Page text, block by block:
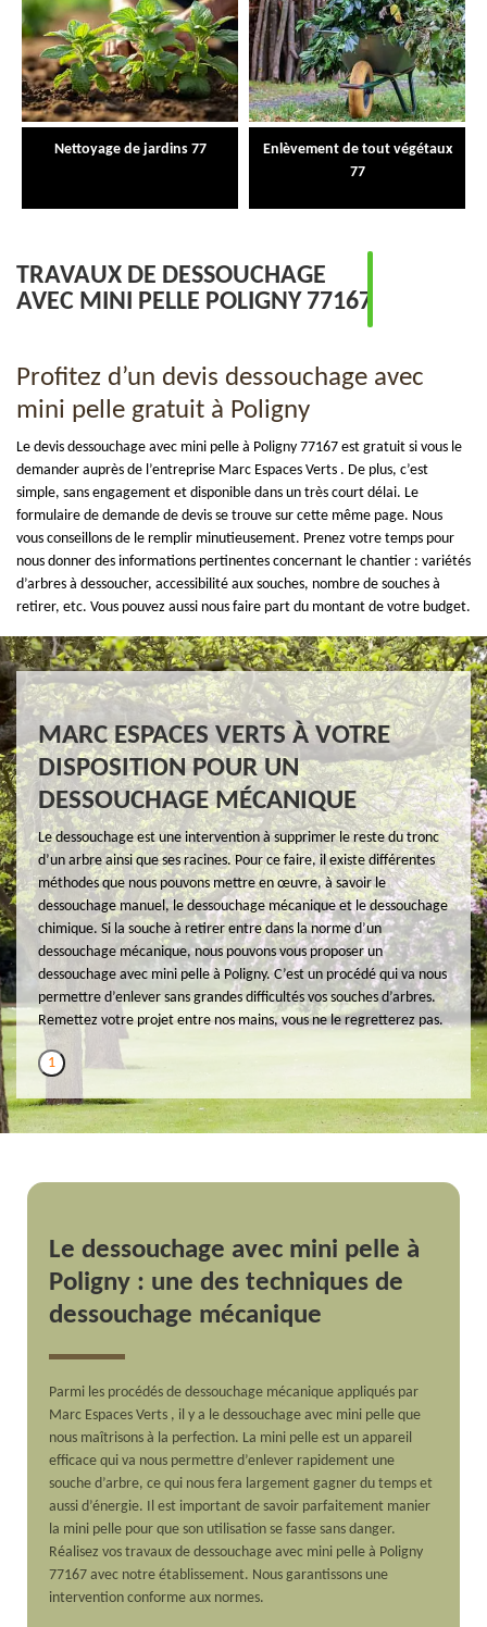
Nettoyage de jardins 77
Enlèvement de tout végétaux
77
TRAVAUX DE DESSOUCHAGE
AVEC MINI PELLE POLIGNY 77167
Profitez d’un devis dessouchage avec
mini pelle gratuit à Poligny
Le devis dessouchage avec mini pelle à Poligny 77167 est gratuit si vous le
demander auprès de l’entreprise Marc Espaces Verts . De plus, c’est
simple, sans engagement et disponible dans un très court délai. Le
formulaire de demande de devis se trouve sur cette même page. Nous
vous conseillons de le remplir minutieusement. Prenez votre temps pour
nous donner des informations pertinentes concernant le chantier : variétés
d’arbres à dessoucher, accessibilité aux souches, nombre de souches à
retirer, etc. Vous pouvez aussi nous faire part du montant de votre budget.
MARC ESPACES VERTS À VOTRE
DISPOSITION POUR UN
DESSOUCHAGE MÉCANIQUE
Le dessouchage est une intervention à supprimer le reste du tronc
d’un arbre ainsi que ses racines. Pour ce faire, il existe différentes
méthodes que nous pouvons mettre en œuvre, à savoir le
dessouchage manuel, le dessouchage mécanique et le dessouchage
chimique. Si la souche à retirer entre dans la norme d’un
dessouchage mécanique, nous pouvons vous proposer un
dessouchage avec mini pelle à Poligny. C’est un procédé qui va nous
permettre d’enlever sans grandes difficultés vos souches d’arbres.
Remettez votre projet entre nos mains, vous ne le regretterez pas.
1
Le dessouchage avec mini pelle à
Poligny : une des techniques de
dessouchage mécanique
Parmi les procédés de dessouchage mécanique appliqués par
Marc Espaces Verts , il y a le dessouchage avec mini pelle que
nous maîtrisons à la perfection. La mini pelle est un appareil
efficace qui va nous permettre d’enlever rapidement une
souche d’arbre, ce qui nous fera largement gagner du temps et
aussi d’énergie. Il est important de savoir parfaitement manier
la mini pelle pour que son utilisation se fasse sans danger.
Réalisez vos travaux de dessouchage avec mini pelle à Poligny
77167 avec notre établissement. Nous garantissons une
intervention conforme aux normes.